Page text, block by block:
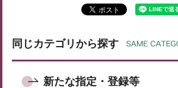
同じカテゴリから探す
新たな指定・登録等